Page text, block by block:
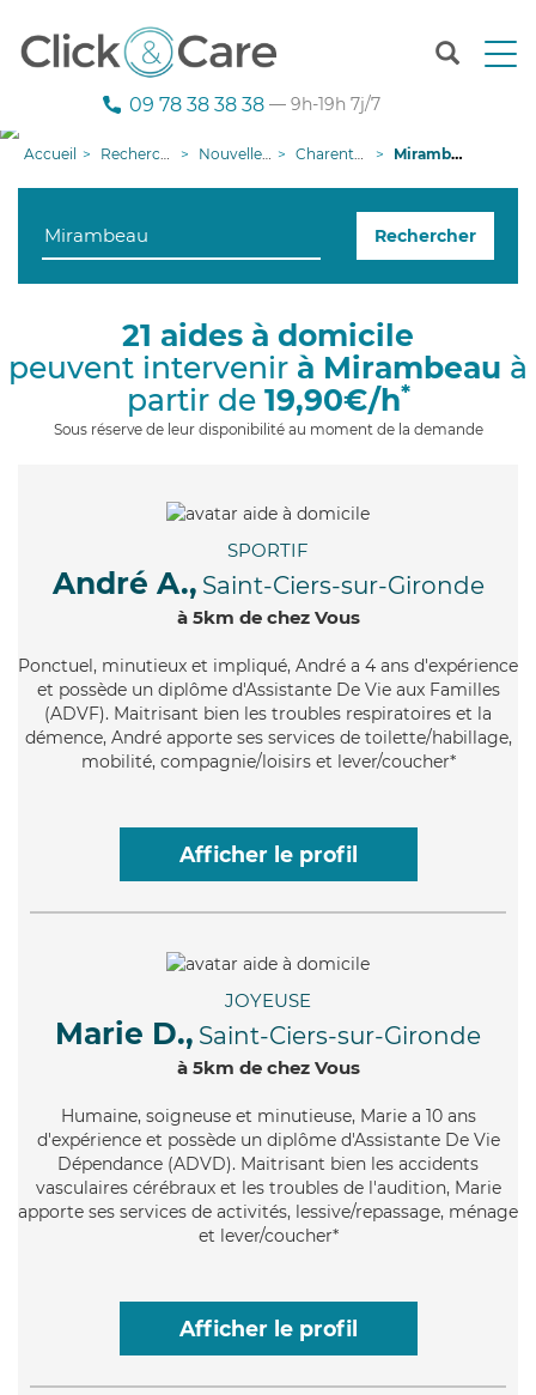
T
n
g
i
09 78 38 38 38 — 9h-19h 7j/7
Accueil Recherche aide à domicile Nouvelle-Aquitaine Charente-Maritime Mirambeau
Rechercher
21 aides à domicile
peuvent intervenir à Mirambeau à
partir de 19,90€/h*
Sous réserve de leur disponibilité au moment de la demande
SPORTIF
André A., Saint-Ciers-sur-Gironde
à 5km de chez Vous
Ponctuel , minutieux et impliqué, André a 4 ans d'expérience
et possède un diplôme d'Assistante De Vie aux Familles
(ADVF). Maitrisant bien les troubles respiratoires et la
démence, André apporte ses services de toilette/habillage,
mobilité, compagnie/loisirs et lever/coucher*
Afficher le profil
JOYEUSE
Marie D., Saint-Ciers-sur-Gironde
à 5km de chez Vous
Humaine, soigneuse et minutieuse, Marie a 10 ans
d'expérience et possède un diplôme d'Assistante De Vie
Dépendance (ADVD). Maitrisant bien les accidents
vasculaires cérébraux et les troubles de l'audition, Marie
apporte ses services de activités, lessive/repassage, ménage
et lever/coucher*
Afficher le profil